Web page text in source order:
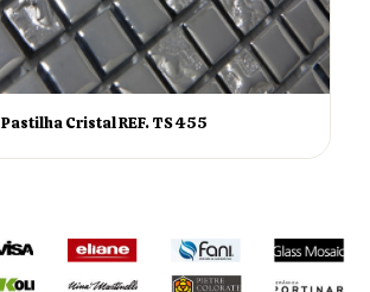
Pastilha Cristal REF. TS 455